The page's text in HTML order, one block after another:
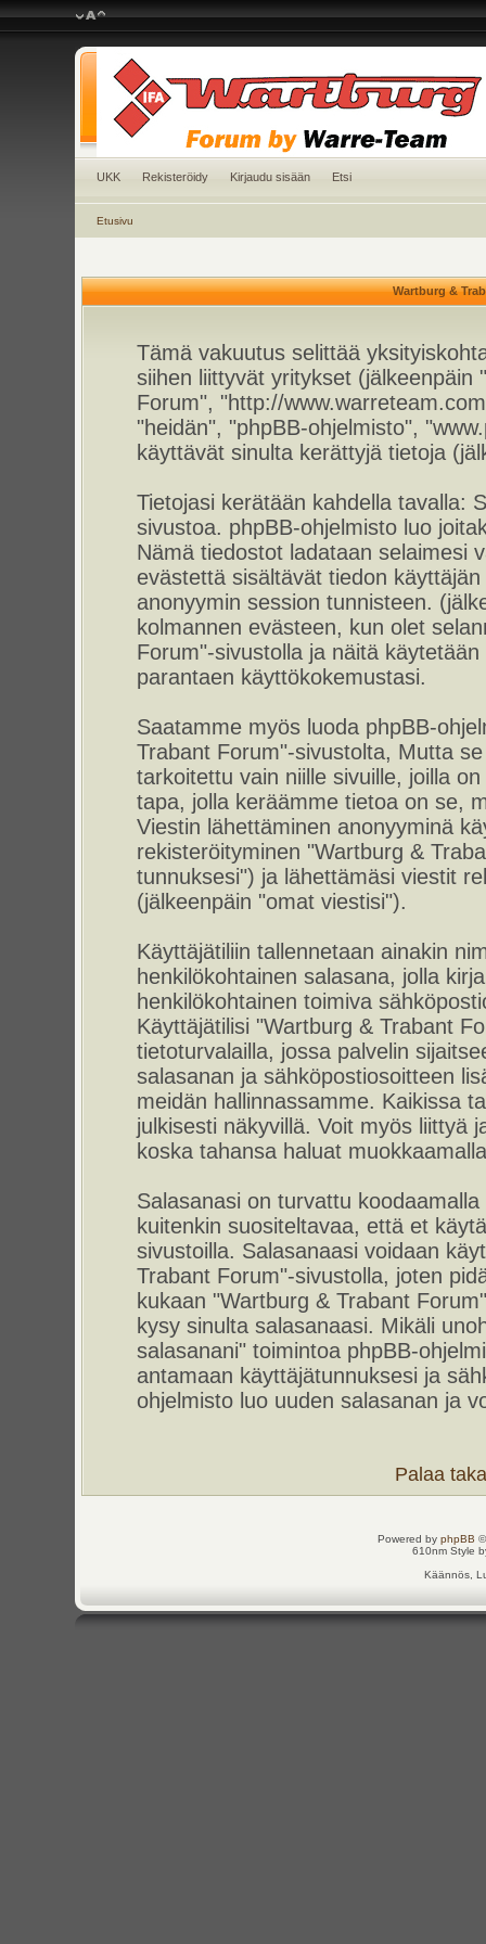
UKK Rekisteröidy Kirjaudu sisään Etsi
Etusivu
Wartburg &
Tämä vakuutus selittää
siihen liittyvät yritykset
Forum", "http://
"heidän", "phpBB-ohjelmisto",
käyttävät sinulta kerättyjä tietoja
Tietojasi kerätään kahdella tavalla:
sivustoa. phpBB-ohjelmisto luo
Nämä tiedostot ladataan selaimesi
evästettä sisältävät tiedon
anonyymin session tunnisteen.
kolmannen evästeen, kun olet
Forum"-sivustolla ja näitä
parantaen käyttökokemustasi.
Saatamme myös luoda phpBB-
Trabant Forum"-sivustolta, Mutta
tarkoitettu vain niille sivuille, joilla
tapa, jolla keräämme tietoa on se,
Viestin lähettäminen anonyyminä
rekisteröityminen "Wartburg &
tunnuksesi") ja lähettämäsi viestit
(jälkeenpäin "omat viestisi").
Käyttäjätiliin tallennetaan ainakin
henkilökohtainen salasana, jolla
henkilökohtainen toimiva
Käyttäjätilisi "Wartburg & Trabant
tietoturvalailla, jossa palvelin
salasanan ja sähköpostiosoitteen
meidän hallinnassamme. Kaikissa
julkisesti näkyvillä. Voit myös liittyä
koska tahansa haluat
Salasanasi on turvattu
kuitenkin suositeltavaa, että et
sivustoilla. Salasanaasi voidaan
Trabant Forum"-sivustolla, joten
kukaan "Wartburg & Trabant
kysy sinulta salasanaasi. Mikäli
salasanani" toimintoa phpBB-
antamaan käyttäjätunnuksesi ja
ohjelmisto luo uuden salasanan ja
Palaa
Powered by phpBB
610nm Style
Käännös,